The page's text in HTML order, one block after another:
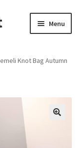
Menu
Knot Bag Autumn